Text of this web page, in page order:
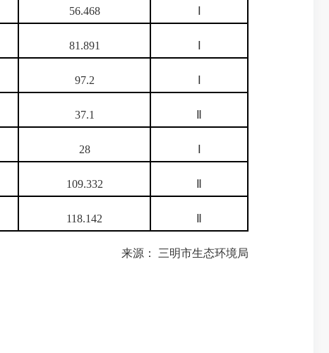
56.468
81.891
97.2
37.1
28
109.332
118.142
来源： 三明市生态环境局